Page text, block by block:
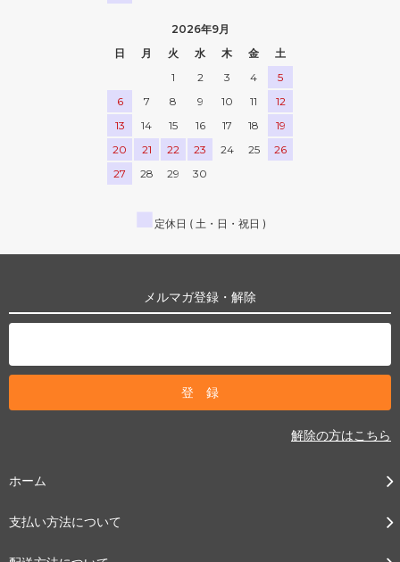
2026年9月
日
月 火 水 木 金
土
1
2 3 4
5
6
7 8 9 10 11
12
13
14 15 16 17 18
19
20
21 22 23 24 25
26
27
28 29 30
■ 定休日 ( 土・日・祝日 )
メルマガ登録・解除
解除の方はこちら
ホーム
支払い方法について